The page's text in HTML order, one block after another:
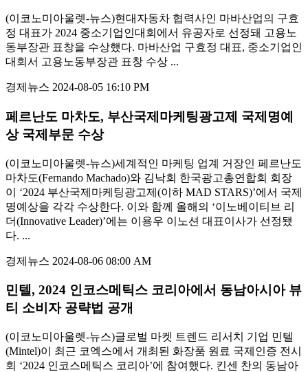
(이코노미아울렛-뉴스)현대자동차 협력사인 마바산업의 구효
정 대표가 2024 중소기업인대회에서 유공자로 선정돼 고용노
동부장관 표창을 수상했다. 마바산업 구효정 대표, 중소기업인
대회서 고용노동부장관 표창 수상 ...
경제뉴스 2024-08-05 16:10 PM
페르난도 마차도, 부산국제마케팅광고제 국제명예
상 국제부문 수상
(이코노미아울렛-뉴스)세계적인 마케팅 업계 거장인 페르난도
마차도(Fernando Machado)와 김낙회 한국광고총연합회 회장
이 ‘2024 부산국제마케팅광고제(이하 MAD STARS)’에서 국제
명예상을 각각 수상한다. 이와 함께 올해의 ‘이노베이티브 리
더(Innovative Leader)’에는 이용우 이노션 대표이사가 선정됐
다. ...
경제뉴스 2024-08-06 08:00 AM
민텔, 2024 인코스메틱스 코리아에서 동남아시아 뷰
티 소비자 공략법 공개
(이코노미아울렛-뉴스)글로벌 마켓 트렌드 리서치 기업 민텔
(Mintel)이 최근 코엑스에서 개최된 화장품 원료 국제인증 전시
회 ‘2024 인코스메틱스 코리아’에 참여했다. 킨센 찬의 동남아